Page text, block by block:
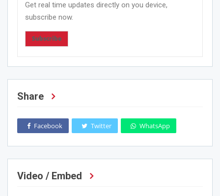
Get real time updates directly on you device,
subscribe now.
Subscribe
Share
Facebook Twitter WhatsApp
Video / Embed